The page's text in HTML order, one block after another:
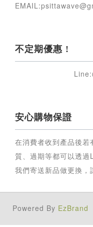
不定期優惠 !
安心購物保證
在消費者收到產品後
質、過期等都可以透
我們寄送新品做更換
Powered By EzBrand